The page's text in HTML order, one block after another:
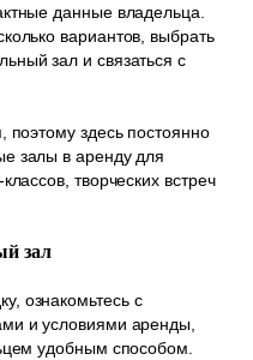
данные владельца.
вариантов, выбрать
зал и связаться с
поэтому здесь постоянно
залы в аренду для
творческих встреч
зал
ознакомьтесь с
и условиями аренды,
удобным способом.